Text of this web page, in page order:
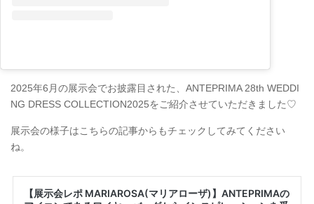
2025年6月の展示会でお披露目された、ANTEPRIMA 28th WEDDI
NG DRESS COLLECTION2025をご紹介させていただきました♡
展示会の様子はこちらの記事からもチェックしてみてください
ね。